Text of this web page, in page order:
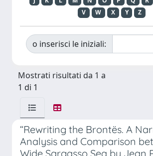
V
W X Y Z
o inserisci le iniziali:
Mostrati risultati da 1 a
1 di 1
“Rewriting the Brontës. A
Analysis and Comparison
Wide Sargasso Sea by Jean